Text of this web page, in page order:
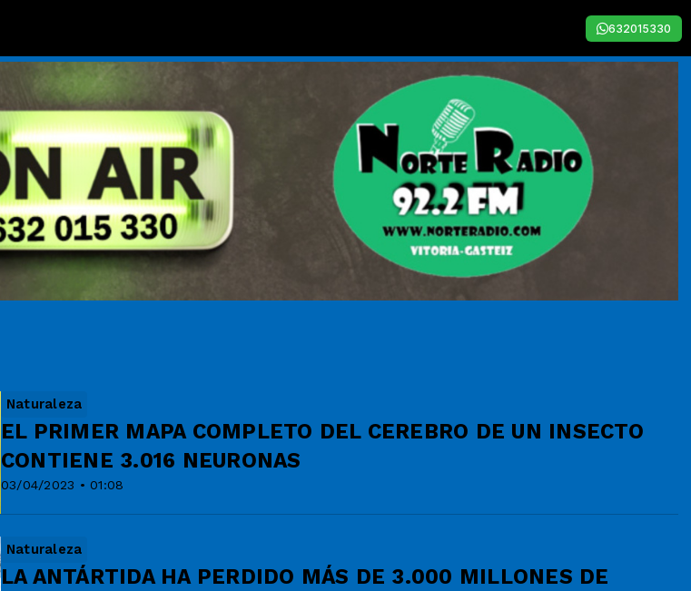
632015330
Naturaleza
03/04/2023 • 01:08
EL PRIMER MAPA COMPLETO DEL CEREBRO DE UN INSECTO
CONTIENE 3.016 NEURONAS
Naturaleza
LA ANTÁRTIDA HA PERDIDO MÁS DE 3.000 MILLONES DE